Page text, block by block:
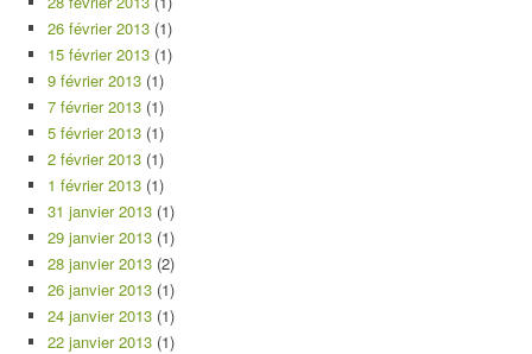
26 février 2013 (1)
15 février 2013 (1)
9 février 2013 (1)
7 février 2013 (1)
5 février 2013 (1)
2 février 2013 (1)
1 février 2013 (1)
31 janvier 2013 (1)
29 janvier 2013 (1)
28 janvier 2013 (2)
26 janvier 2013 (1)
24 janvier 2013 (1)
22 janvier 2013 (1)